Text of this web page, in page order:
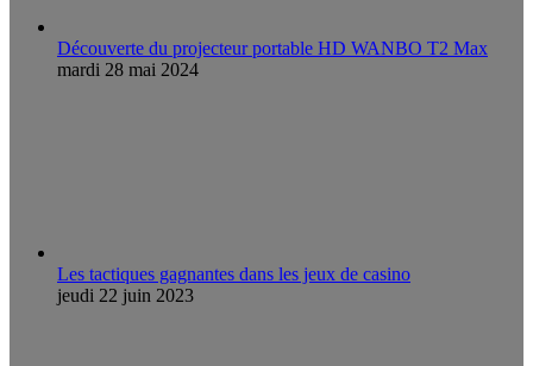
Découverte du projecteur portable HD WANBO T2 Max
mardi 28 mai 2024
Les tactiques gagnantes dans les jeux de casino
jeudi 22 juin 2023